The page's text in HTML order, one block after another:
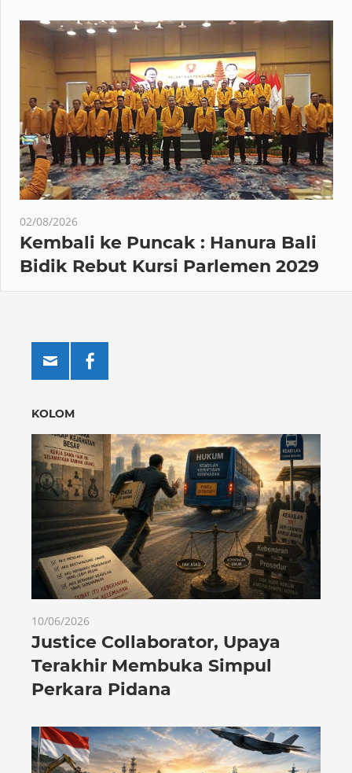
02/08/2026
Kembali ke Puncak : Hanura Bali
Bidik Rebut Kursi Parlemen 2029
KOLOM
10/06/2026
Justice Collaborator, Upaya
Terakhir Membuka Simpul
Perkara Pidana